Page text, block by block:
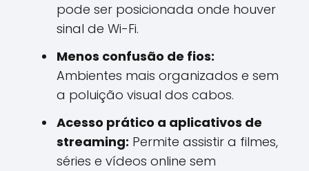
pode ser posicionada onde houver
sinal de Wi-Fi.
Menos confusão de fios:
Ambientes mais organizados e sem
a poluição visual dos cabos.
Acesso prático a aplicativos de
streaming: Permite assistir a filmes,
séries e vídeos online sem